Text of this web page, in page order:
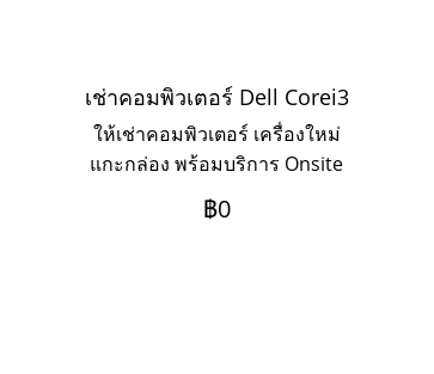
เช่าคอมพิวเตอร์ Dell Corei3
ให้เช่าคอมพิวเตอร์ เครื่องใหม่
แกะกล่อง พร้อมบริการ Onsite
Service แบบรายวัน รายสัปดาห์
รายเดือน รายปี
฿0